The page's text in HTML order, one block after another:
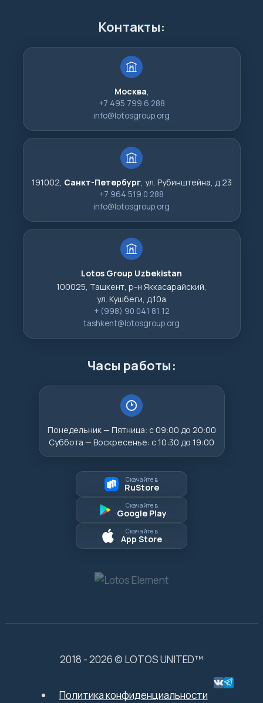
Контакты:
Москва,
+7 495 799 6 288
info@lotosgroup.org
191002, Санкт-Петербург, ул. Рубинштейна, д.23
+7 964 519 0 288
info@lotosgroup.org
Lotos Group Uzbekistan
100025, Ташкент, р-н Яккасарайский,
ул. Кушбеги, д.10а
+ (998) 90 041 81 12
tashkent@lotosgroup.org
Часы работы:
Понедельник — Пятница: с 09:00 до 20:00
Суббота — Воскресенье: с 10:30 до 19:00
Скачайте в
RuStore
Скачайте в
Google Play
Скачайте в
App Store
2018 - 2026 © LOTOS UNITED™
Политика конфиденциальности